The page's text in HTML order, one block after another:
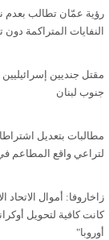
رؤية عمّان تطالب بعدم
النفايات المتراكمة
جنوب لبنان
مطالبات بتعديل
لتراعي واقع المطاعم
زاخاروفا: أموال الاتحاد
كانت كافية لتحويل
أوروبا"